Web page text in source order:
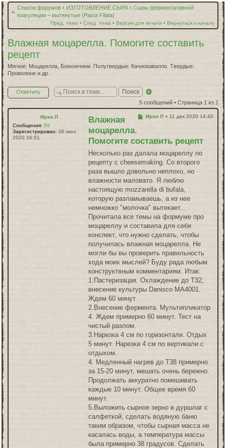
Список форумов ‹ ИЗГОТОВЛЕНИЕ СЫРА ‹ Сыры ферментативной
коагуляции – вытянутые (Pasta Filata)
Вернуться к началу
Версия для печати •
След. тема •
Пред. тема •
Влажная моцарелла. Помогите составить
рецепт
Мягкие: Моцарелла, Боккончини. Полутвердые: Качиокавалло. Твердые:
Проволоне и др.
Ответить
5 сообщений • Страница 1 из 1
Ирэн Л
Сообщения: 89
Зарегистрирован: 06 июл
2020 16:51
Сообщение
Ирэн Л » 11 дек 2020 14:40
Влажная
моцарелла.
Помогите составить рецепт
Несколько раз далала моцареллу по
рецепту с cheesemaking. Со второго
раза вышло довольно неплохо, но
влажности маловато. Я люблю
настоящую mozzarella di bufala,
которую разламываешь, а из нее
немножко "молочка" вытекает...
Прочитала все темы на формуме про
моцареллу и составила для себя
конспект, что нужно сделать, чтобы
получилась влажная моцарелла. Не
могли бы вы проверить правильность
хода моих мыслей? Буду рада любым
конструктвным комментариям. Итак:
1.Пастеризацая. Охлаждение до Т32,
внесение культуры Danisco МА4001.
Ждем 60 минут.
2.Внесение фермента. Мультипликатор
4. Ждем примерно 60 минут. Тест на
чистый разлом.
3.Нарезка 4 см по горизонтали. Отдых
5 минут. Нарезка 4 см по вертикали с
отдыхом.
4. Медленный нагрев до Т38 примерно
за 15-20 минут, мешать очень бережно.
Продолжать аккуратно помешивать
каждые 10 минут. Общее время 60
минут.
5.Выложить сырное зерно в дуршлаг с
салфеткой, сделать водяную баню
таким образом, чтобы сырная масса не
касалась воды, а температура массы
была примерно 38 градусов. Сделать